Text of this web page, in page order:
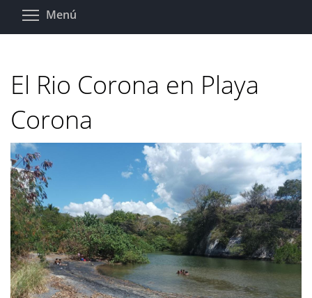
Pasar
Menú
El Rio Corona en Playa
Corona